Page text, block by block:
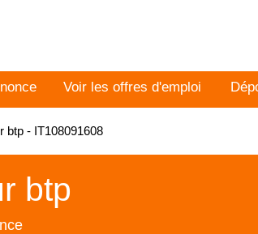
Voir les offres d'emploi
btp - IT108091608
btp